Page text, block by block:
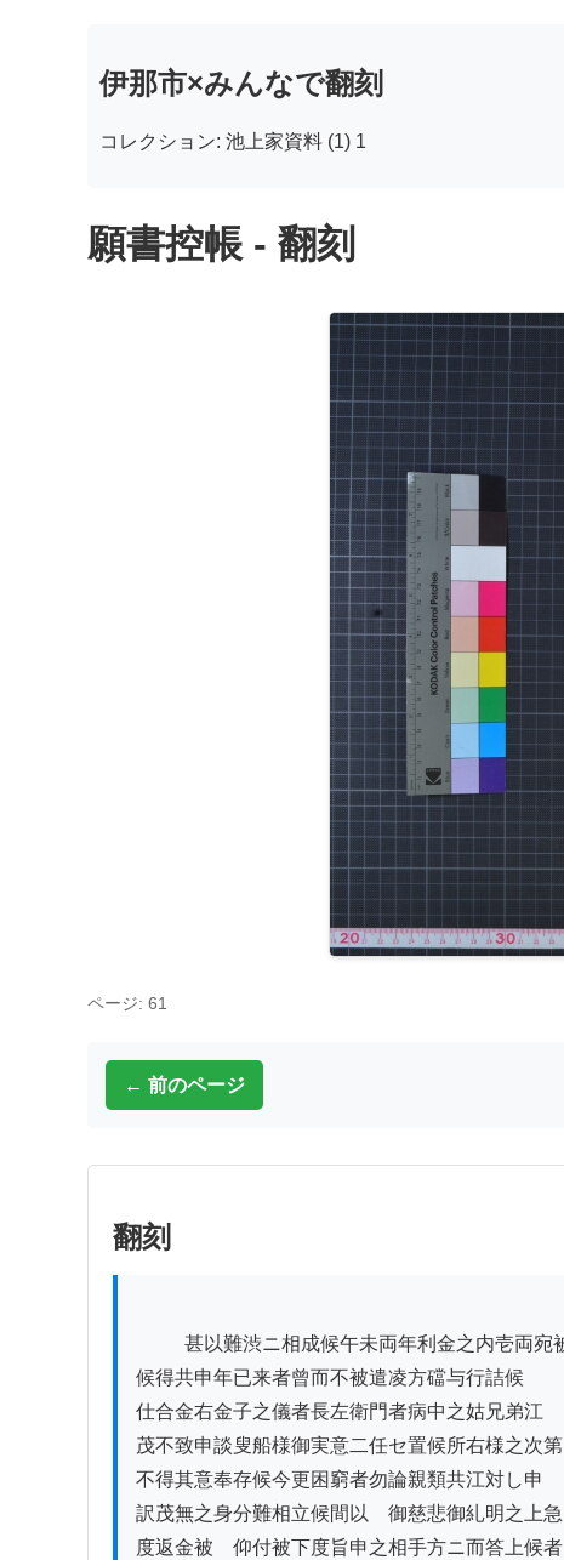
伊那市×みんなで翻刻
コレクション: 池上家資料 (1) 1
願書控帳 - 翻刻
ページ: 61
← 前のページ
翻刻
候得共申年已来者曾而不被遣凌方礑与行詰候
仕合金右金子之儀者長左衛門者病中之姑兄弟江
茂不致申談叟船様御実意二任セ置候所右様之次第
不得其意奉存候今更困窮者勿論親類共江対し申
訳茂無之身分難相立候間以　御慈悲御糺明之上急
度返金被　仰付被下度旨申之相手方ニ而答上候者